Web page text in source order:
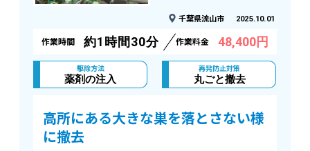
千葉県流山市 2025.10.01
作業時間 約1時間30分 作業料金 48,400円
駆除方法
薬剤の注入
再発防止対策
丸ごと撤去
高所にある大きな巣を落とさない様
に撤去